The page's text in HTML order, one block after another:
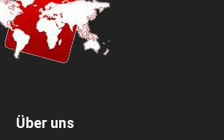
Über uns